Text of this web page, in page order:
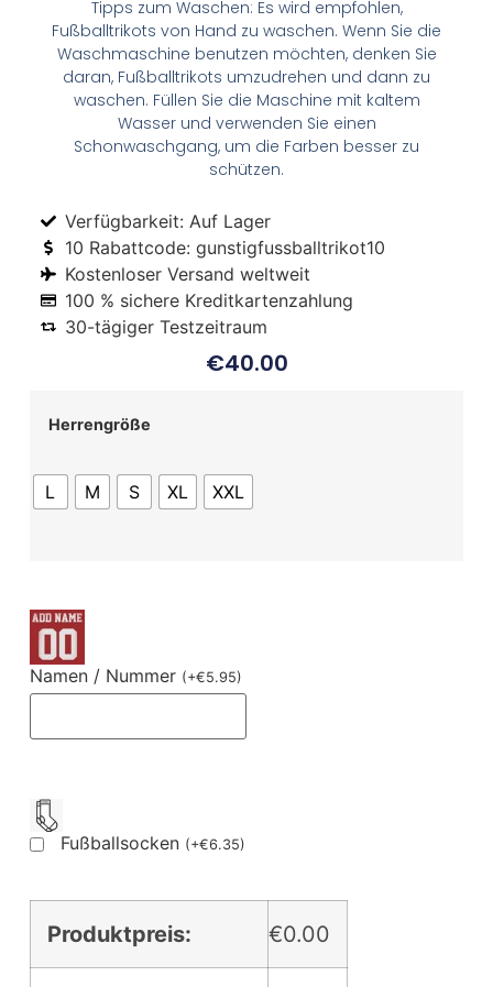
Tipps zum Waschen: Es wird empfohlen,
Fußballtrikots von Hand zu waschen. Wenn Sie die
Waschmaschine benutzen möchten, denken Sie
daran, Fußballtrikots umzudrehen und dann zu
waschen. Füllen Sie die Maschine mit kaltem
Wasser und verwenden Sie einen
Schonwaschgang, um die Farben besser zu
schützen.
Verfügbarkeit: Auf Lager
10 Rabattcode: gunstigfussballtrikot10
Kostenloser Versand weltweit
100 % sichere Kreditkartenzahlung
30-tägiger Testzeitraum
€40.00
Herrengröße
L M S XL XXL
Namen / Nummer (+€5.95)
Fußballsocken (+€6.35)
Produktpreis: €0.00